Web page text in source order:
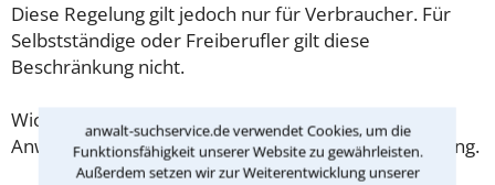
anwalt-suchservice.de verwendet Cookies, um die
Funktionsfähigkeit unserer Website zu gewährleisten.
Außerdem setzen wir zur Weiterentwicklung unserer
Diese Regelung gilt jedoch nur für Verbraucher. Für
Selbstständige oder Freiberufler gilt diese
Beschränkung nicht.
Wichtig daher: Klären Sie die Kostenfrage mit Ihrem
Anwalt aus Forst schon zu Beginn der ersten Beratung.